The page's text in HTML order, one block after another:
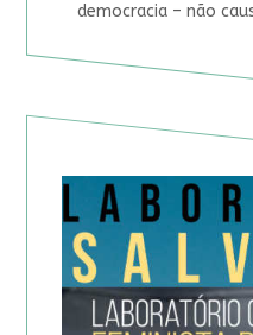
democracia – não